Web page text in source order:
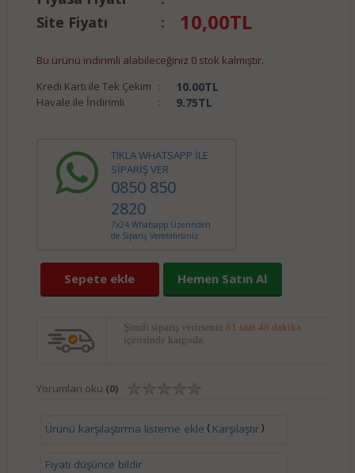
Site Fiyatı
: 10,00TL
Bu ürünü indirimli alabileceğiniz 0 stok kalmıştır.
Kredi Kartı ile Tek Çekim : 10.00TL
Havale ile İndirimli : 9.75TL
TIKLA WHATSAPP İLE
SİPARİŞ VER
0850 850
2820
7x24 Whatsapp Üzerinden
de Sipariş Verebilirsiniz.
Sepete ekle Hemen Satın Al
Şimdi sipariş verirseniz 81 saat 48 dakika
içerisinde kargoda.
Yorumları oku (0)
Ürünü karşılaştırma listeme ekle ( Karşılaştır)
Fiyatı düşünce bildir